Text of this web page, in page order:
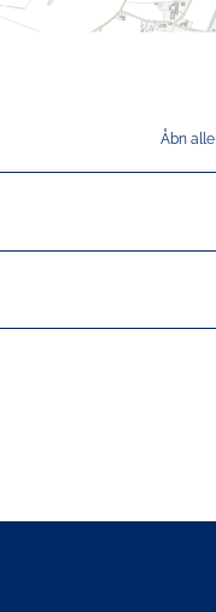
Åbn alle